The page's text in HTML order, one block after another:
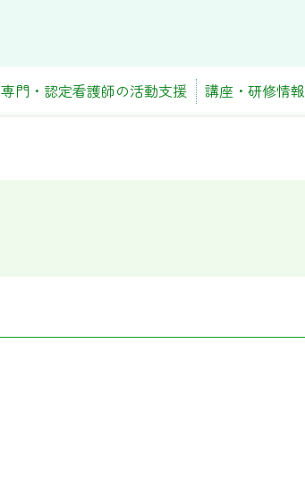
専門・認定看護師の活動支援 講座・研修情報